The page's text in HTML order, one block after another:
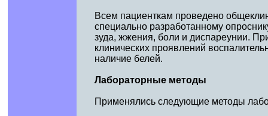
Всем пациенткам проведено
специально разработанному
зуда, жжения, боли и диспареунии.
клинических проявлений
наличие белей.
Лабораторные методы
Применялись следующие методы